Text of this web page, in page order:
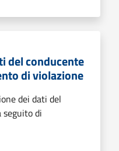
del conducente
di violazione
dei dati del
seguito di